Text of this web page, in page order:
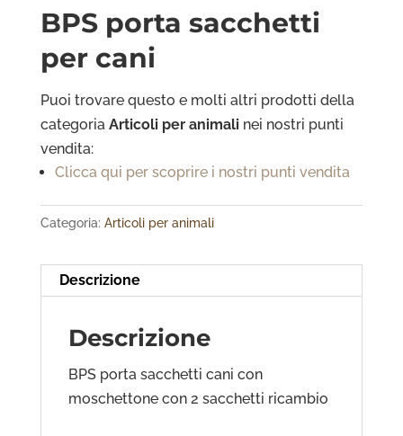
BPS porta sacchetti
per cani
Puoi trovare questo e molti altri prodotti della
categoria Articoli per animali nei nostri punti
vendita:
Clicca qui per scoprire i nostri punti vendita
Categoria: Articoli per animali
Descrizione
Descrizione
BPS porta sacchetti cani con
moschettone con 2 sacchetti ricambio